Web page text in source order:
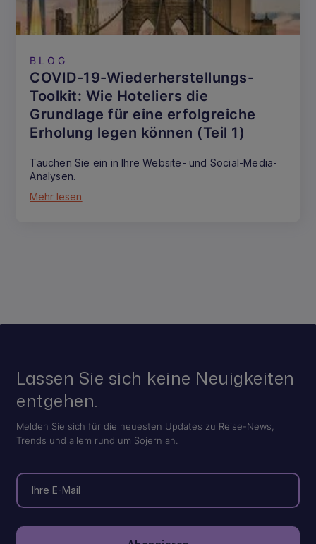
BLOG
COVID-19-Wiederherstellungs-
Toolkit: Wie Hoteliers die
Grundlage für eine erfolgreiche
Erholung legen können (Teil 1)
Tauchen Sie ein in Ihre Website- und Social-Media-
Analysen.
Mehr lesen
Lassen Sie sich keine Neuigkeiten
entgehen.
Melden Sie sich für die neuesten Updates zu Reise-News,
Trends und allem rund um Sojern an.